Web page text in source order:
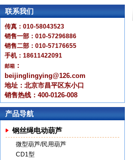
联系我们
传真：010-58043523
销售一部：010-57296886
销售二部：010-57176655
手机：18611422091
邮箱 ：
beijinglingying@126.com
地址：北京市昌平区东小口
销售热线：400-0126-008
产品导航
钢丝绳电动葫芦
微型葫芦/民用葫芦
CD1型